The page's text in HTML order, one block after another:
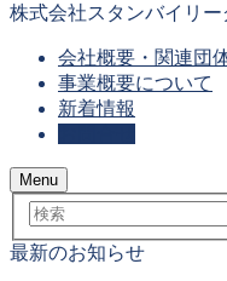
株式会社スタンバイリー
会社概要・関連団
事業概要について
新着情報
Menu
検
索
最新のお知らせ